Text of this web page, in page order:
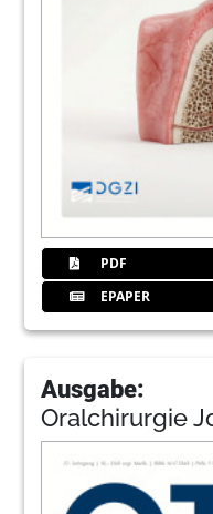
PDF
EPAPER
Ausgabe:
Oralchirurgie